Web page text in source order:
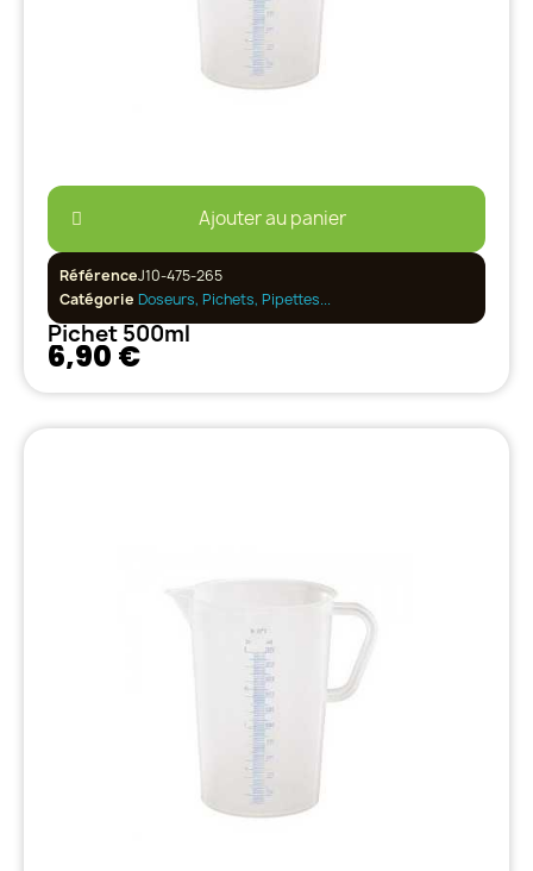
Ajouter au panier
RéférenceJ10-475-265
Catégorie Doseurs, Pichets, Pipettes...
Pichet 500ml
6,90 €